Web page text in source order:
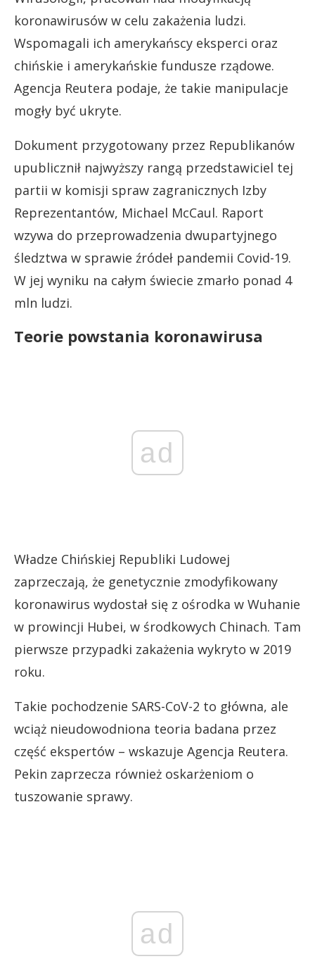
koronawirusów w celu zakażenia ludzi.
Wspomagali ich amerykańscy eksperci oraz
chińskie i amerykańskie fundusze rządowe.
Agencja Reutera podaje, że takie manipulacje
mogły być ukryte.
Dokument przygotowany przez Republikanów
upublicznił najwyższy rangą przedstawiciel tej
partii w komisji spraw zagranicznych Izby
Reprezentantów, Michael McCaul. Raport
wzywa do przeprowadzenia dwupartyjnego
śledztwa w sprawie źródeł pandemii Covid-19.
W jej wyniku na całym świecie zmarło ponad 4
mln ludzi.
Teorie powstania koronawirusa
ad
Władze Chińskiej Republiki Ludowej
zaprzeczają, że genetycznie zmodyfikowany
koronawirus wydostał się z ośrodka w Wuhanie
w prowincji Hubei, w środkowych Chinach. Tam
pierwsze przypadki zakażenia wykryto w 2019
roku.
Takie pochodzenie SARS-CoV-2 to główna, ale
wciąż nieudowodniona teoria badana przez
część ekspertów – wskazuje Agencja Reutera.
Pekin zaprzecza również oskarżeniom o
tuszowanie sprawy.
ad